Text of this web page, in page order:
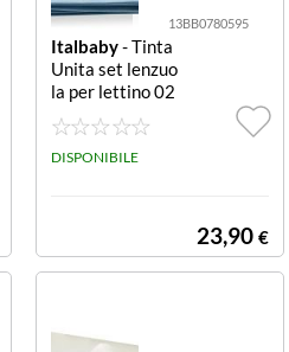
13BB0780595
Italbaby- Tinta
Unita set lenzuo
la per lettino 02
0 1010 02 Azzu
rro completo
DISPONIBILE
23,90 €